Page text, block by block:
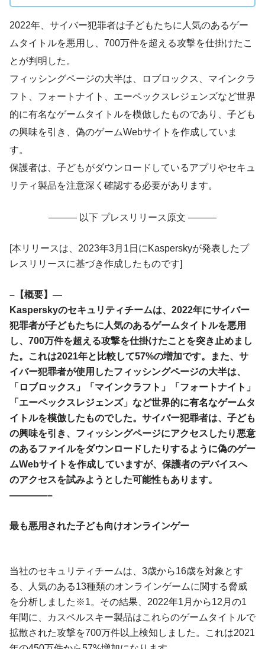
2022年、サイバー犯罪者は子どもたちに人気のあるゲー
ムタイトルを悪用し、700万件を超える攻撃を仕掛けたこ
とが判明した。
フィッシングページの大半は、ロブロックス、マインクラ
フト、フォートナイト、エーペックスレジェンズなど世界
的に有名なゲームタイトルを模倣したものであり、子ども
の興味を引き、偽のゲームWebサイトを作成していま
す。
保護者は、子どもがダウンロードしているアプリやセキュ
リティ製品を注意深く確認する必要があります。
——— 以下 プレスリリース原文 ———
[本リリースは、2023年3月1日にKasperskyが発表したプ
レスリリースに基づき作成したものです]
–【概要】—
Kasperskyのセキュリティチームは、2022年にサイバー
犯罪者が子どもたちに人気のあるゲームタイトルを悪用
し、700万件を超える攻撃を仕掛けたことを突き止めまし
た。これは2021年と比較して57%の増加です。また、サ
イバー犯罪者が使用したフィッシングページの大半は、
「ロブロックス」「マインクラフト」「フォートナイト」
「エーペックスレジェンズ」など世界的に有名なゲームタ
イトルを模倣したものでした。サイバー犯罪者は、子ども
の興味を引き、フィッシングページにアクセスしたり悪意
のあるファイルをダウンロードしたりするように偽のゲー
ムWebサイトを作成していますが、保護者のデバイスへ
のアクセスを試みようとした可能性もあります。
————–
最も悪用された子ども向けオンラインゲー
当社のセキュリティチームは、3歳から16歳を対象とす
る、人気のある13種類のオンラインゲームに関する脅威
を分析しました※1。その結果、2022年1月から12月の1
年間に、カスペルスキー製品はこれらのゲームタイトルで
拡散された攻撃を700万件以上検知しました。これは2021